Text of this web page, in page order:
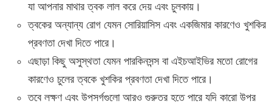
যা আপনার মাথার ত্বক লাল করে দেয় এবং চুলকায়।
ত্বকের অন্যান্য রোগ যেমন সোরিয়াসিস এবং একজিমার কারণেও খুশকির
প্রবণতা দেখা দিতে পারে।
এছাড়া কিছু অসুস্থতা যেমন পারকিনসন্স বা এইচআইভির মতো রোগের
কারণেও চুলের ত্বকে খুশকির প্রবণতা দেখা দিতে পারে।
তবে লক্ষণ এবং উপসর্গগুলো আরও গুরুতর হতে পারে যদি কারো উপর